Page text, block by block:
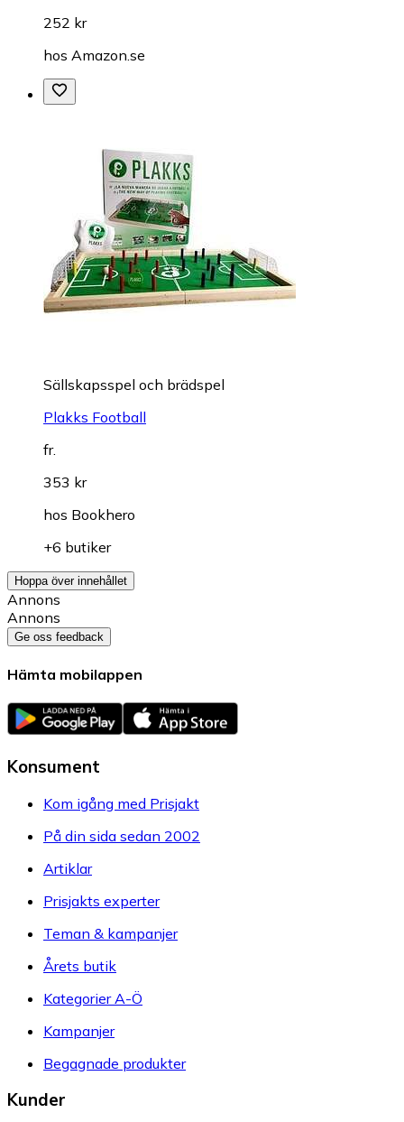
252 kr
hos Amazon.se
Sällskapsspel och brädspel
Plakks Football
fr.
353 kr
hos Bookhero
+6 butiker
Hoppa över innehållet
Annons
Annons
Ge oss feedback
Hämta mobilappen
Konsument
Kom igång med Prisjakt
På din sida sedan 2002
Artiklar
Prisjakts experter
Teman & kampanjer
Årets butik
Kategorier A-Ö
Kampanjer
Begagnade produkter
Kunder